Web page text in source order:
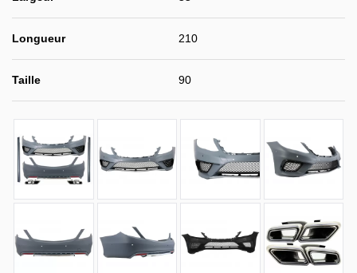
Longueur 210
Taille 90